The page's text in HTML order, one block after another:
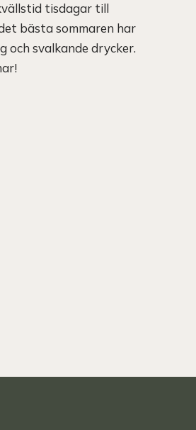
tisdagar till
bästa sommaren har
svalkande drycker.